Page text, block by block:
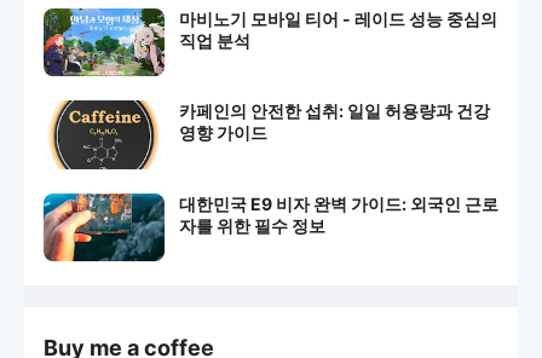
마비노기 모바일 티어 - 레이드 성능 중심의
직업 분석
카페인의 안전한 섭취: 일일 허용량과 건강
영향 가이드
대한민국 E9 비자 완벽 가이드: 외국인 근로
자를 위한 필수 정보
Buy me a coffee